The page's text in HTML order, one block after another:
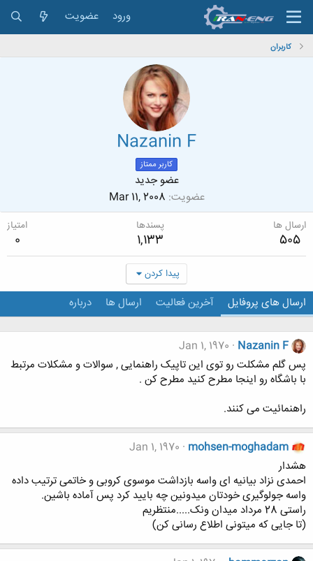
ورود عضویت
کاربران
Nazanin F
کاربر ممتاز
عضو جدید
عضویت Mar 11, 2008
ارسال ها
505
پسندها
1,133
امتیاز
0
پیدا کردن
ارسال های پروفایل آخرین فعالیت ارسال ها درباره
Nazanin F
Jan 1, 1970
پس گلم مشکلت رو توی این تاپیک راهنمایی , سوالات و مشکلات مرتبط
با باشگاه رو اینجا مطرح کنید مطرح کن .
راهنمائیت می کنند.
mohsen-moghadam
Jan 1, 1970
هشدار
احمدی نزاد بیانیه ای واسه بازداشت موسوی کروبی و خاتمی ترتیب داده
واسه جولوگیری خودتان میدونین چه بایید کرد پس آماده باشین.
راستی 28 مرداد میدان ونک.....منتظریم
(تا جایی که میتونی اطلاع رسانی کن)